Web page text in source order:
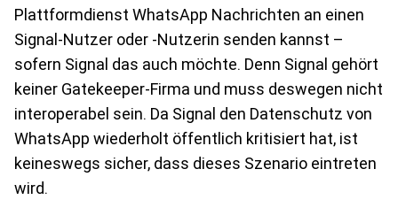
Plattformdienst WhatsApp Nachrichten an einen
Signal-Nutzer oder -Nutzerin senden kannst –
sofern Signal das auch möchte. Denn Signal gehört
keiner Gatekeeper-Firma und muss deswegen nicht
interoperabel sein. Da Signal den Datenschutz von
WhatsApp wiederholt öffentlich kritisiert hat, ist
keineswegs sicher, dass dieses Szenario eintreten
wird.